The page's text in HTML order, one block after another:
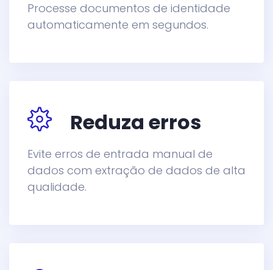
Processe documentos de identidade
automaticamente em segundos.
Reduza erros
Evite erros de entrada manual de
dados com extração de dados de alta
qualidade.